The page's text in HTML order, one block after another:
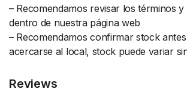
– Recomendamos revisar los términos
dentro de nuestra página web
– Recomendamos confirmar stock
acercarse al local, stock puede variar
Reviews